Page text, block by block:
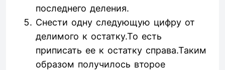
последнего деления.
Снести одну следующую цифру от
делимого к остатку.То есть
приписать ее к остатку справа.Таким
образом получилось второе